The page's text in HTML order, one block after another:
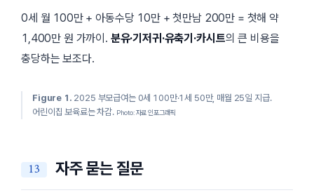
0세 월 100만 + 아동수당 10만 + 첫만남 200만 = 첫해 약
1,400만 원 가까이. 분유·기저귀·유축기·카시트의 큰 비용을
충당하는 보조다.
Figure 1. 2025 부모급여는 0세 100만·1세 50만, 매월 25일 지급.
어린이집 보육료는 차감. Photo: 자료 인포그래픽
자주 묻는 질문